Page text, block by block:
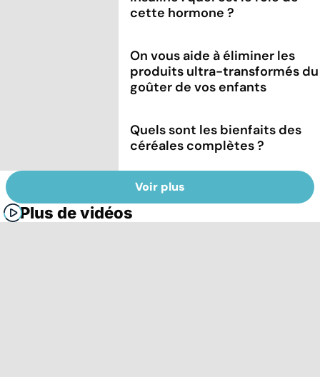
cette hormone ?
On vous aide à éliminer les
produits ultra-transformés du
goûter de vos enfants
Quels sont les bienfaits des
céréales complètes ?
Voir plus
Plus de vidéos